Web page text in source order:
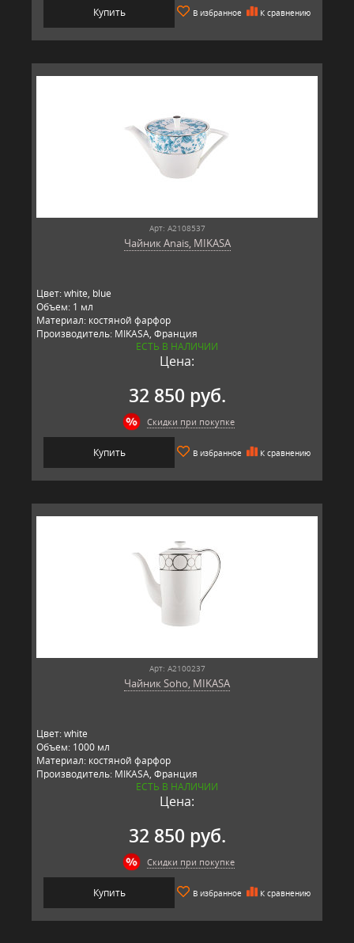
Купить В избранное К сравнению
Арт: A2108537
Чайник Anais, MIKASA
Цвет: white, blue
Объем: 1 мл
Материал: костяной фарфор
Производитель: MIKASA, Франция
ЕСТЬ В НАЛИЧИИ
Цена:
32 850 руб.
Скидки при покупке
Купить В избранное К сравнению
Арт: A2100237
Чайник Soho, MIKASA
Цвет: white
Объем: 1000 мл
Материал: костяной фарфор
Производитель: MIKASA, Франция
ЕСТЬ В НАЛИЧИИ
Цена:
32 850 руб.
Скидки при покупке
Купить В избранное К сравнению